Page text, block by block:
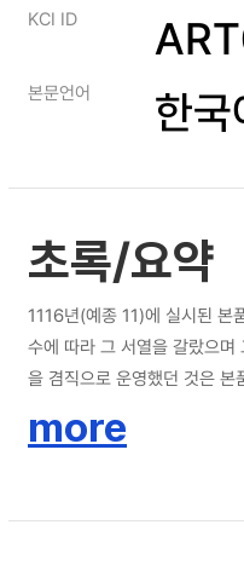
KCI ID
본문언어 한국
초록/요약
1116년(예종 11)에 실시된 본
수에 따라 그 서열을 갈랐으
을 겸직으로 운영했던 것은
more